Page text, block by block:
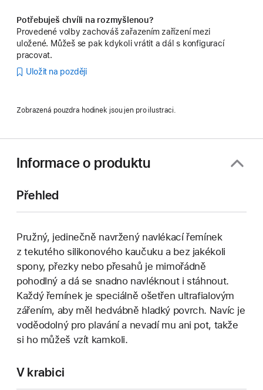
Potřebuješ chvíli na rozmyšlenou?
Provedené volby zachováš zařazením zařízení mezi
uložené. Můžeš se pak kdykoli vrátit a dál s konfigurací
pracovat.
Uložit na později
Zobrazená pouzdra hodinek jsou jen pro ilustraci.
Informace o produktu
Přehled
Pružný, jedinečně navržený navlékací řemínek
z tekutého silikonového kaučuku a bez jakékoli
spony, přezky nebo přesahů je mimořádně
pohodlný a dá se snadno navléknout i stáhnout.
Každý řemínek je speciálně ošetřen ultrafialovým
zářením, aby měl hedvábně hladký povrch. Navíc je
voděodolný pro plavání a nevadí mu ani pot, takže
si ho můžeš vzít kamkoli.
V krabici